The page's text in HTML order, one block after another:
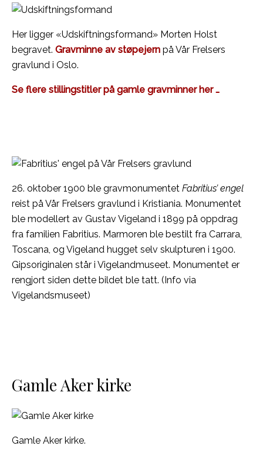
Her ligger «Udskiftningsformand» Morten Holst
begravet. Gravminne av støpejern på Vår Frelsers
gravlund i Oslo.
Se flere stillingstitler på gamle gravminner her …
26. oktober 1900 ble gravmonumentet Fabritius’ engel
reist på Vår Frelsers gravlund i Kristiania. Monumentet
ble modellert av Gustav Vigeland i 1899 på oppdrag
fra familien Fabritius. Marmoren ble bestilt fra Carrara,
Toscana, og Vigeland hugget selv skulpturen i 1900.
Gipsoriginalen står i Vigelandmuseet. Monumentet er
rengjort siden dette bildet ble tatt. (Info via
Vigelandsmuseet)
Gamle Aker kirke
Gamle Aker kirke.